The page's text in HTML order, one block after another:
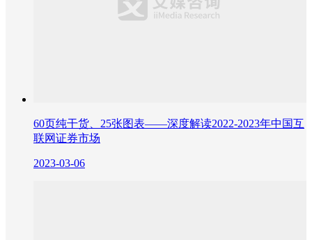
60页纯干货、25张图表——深度解读2022-2023年中国互
联网证券市场
2023-03-06